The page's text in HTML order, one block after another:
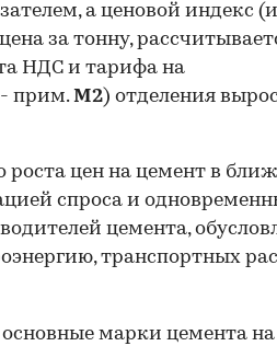
а ценовой индекс
за тонну,
НДС и тарифа на
прим.М2) отделения
цен на цемент в
спроса и
цемента,
транспортных
марки цемента